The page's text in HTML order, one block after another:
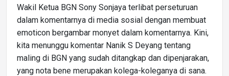
Wakil Ketua BGN Sony Sonjaya terlibat perseturuan
dalam komentarnya di media sosial dengan membuat
emoticon bergambar monyet dalam komentarnya. Kini,
kita menunggu komentar Nanik S Deyang tentang
maling di BGN yang sudah ditangkap dan dipenjarakan,
yang nota bene merupakan kolega-koleganya di sana.